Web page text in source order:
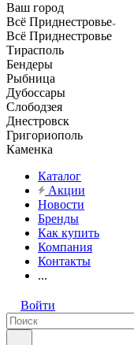
Ваш город
Всё Приднестровье
Всё Приднестровье
Тирасполь
Бендеры
Рыбница
Дубоссары
Слободзея
Днестровск
Григориополь
Каменка
Каталог
Акции
Новости
Бренды
Как купить
Компания
Контакты
...
Войти